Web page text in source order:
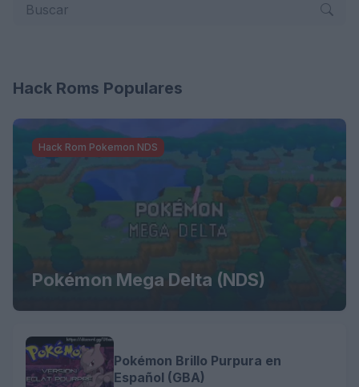
Hack Roms Populares
Hack Rom Pokemon NDS
Pokémon Mega Delta (NDS)
Pokémon Brillo Purpura en
Español (GBA)